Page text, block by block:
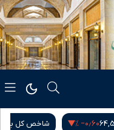
‎−۰٫۶۰ % شاخص کل